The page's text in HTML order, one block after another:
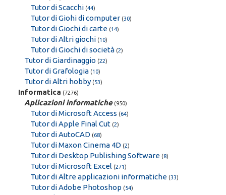
Tutor di Scacchi (44)
Tutor di Giohi di computer (30)
Tutor di Giochi di carte (14)
Tutor di Altri giochi (10)
Tutor di Giochi di società (2)
Tutor di Giardinaggio (22)
Tutor di Grafologia (10)
Tutor di Altri hobby (53)
Informatica (7276)
Aplicazioni informatiche (950)
Tutor di Microsoft Access (64)
Tutor di Apple Final Cut (2)
Tutor di AutoCAD (68)
Tutor di Maxon Cinema 4D (2)
Tutor di Desktop Publishing Software (8)
Tutor di Microsoft Excel (271)
Tutor di Altre applicazioni informatiche (33)
Tutor di Adobe Photoshop (54)